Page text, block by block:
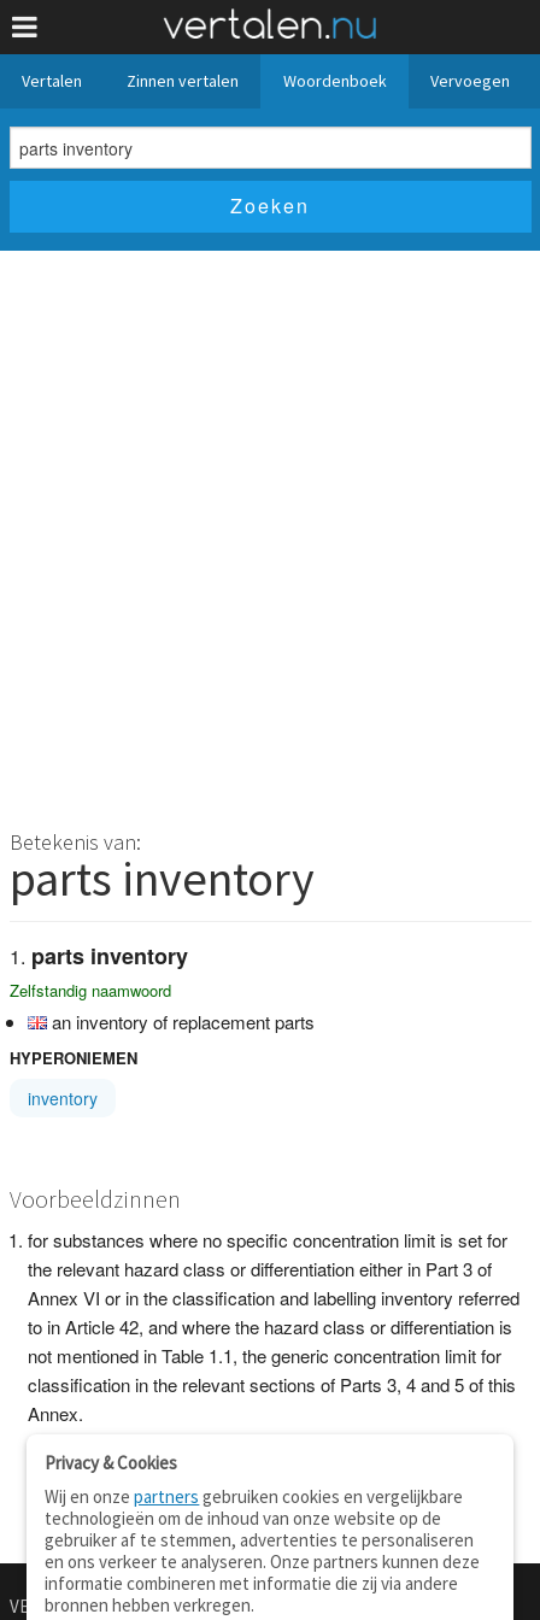
Vertalen Zinnen vertalen Woordenboek Vervoegen
Betekenis van:
parts inventory
parts inventory
Zelfstandig naamwoord
an inventory of replacement parts
HYPERONIEMEN
inventory
Voorbeeldzinnen
for substances where no specific concentration limit is set for
the relevant hazard class or differentiation either in Part 3 of
Annex VI or in the classification and labelling inventory referred
to in Article 42, and where the hazard class or differentiation is
not mentioned in Table 1.1, the generic concentration limit for
classification in the relevant sections of Parts 3, 4 and 5 of this
Annex.
VERTALEN.NU
Privacy & Cookies
Wij en onzepartners gebruiken cookies en vergelijkbare
technologieën om de inhoud van onze website op de
gebruiker af te stemmen, advertenties te personaliseren
en ons verkeer te analyseren. Onze partners kunnen deze
informatie combineren met informatie die zij via andere
bronnen hebben verkregen.